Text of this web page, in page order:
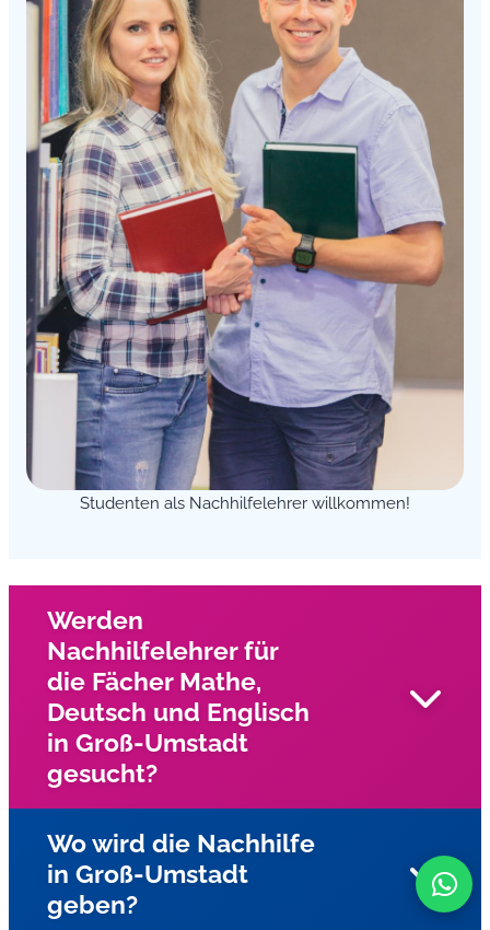
Studenten als Nachhilfelehrer willkommen!
Werden
Nachhilfelehrer für
die Fächer Mathe,
Deutsch und Englisch
in Groß-Umstadt
gesucht?
Wir suchen in Groß-Umstadt und Umgebung nach
engagierten Nachhilfelehrern für die Fächer Mathe,
Wo wird die Nachhilfe
in Groß-Umstadt
geben?